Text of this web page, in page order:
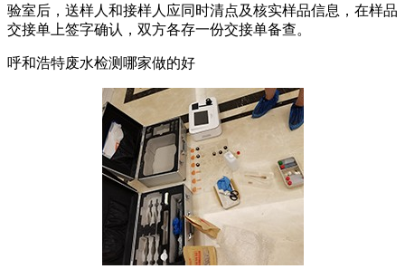
验室后，送样人和接样人应同时清点及核实样品信息，在样品
交接单上签字确认，双方各存一份交接单备查。
呼和浩特废水检测哪家做的好